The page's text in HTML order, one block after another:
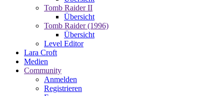
Tomb Raider II
Übersicht
Tomb Raider (1996)
Übersicht
Level Editor
Lara Croft
Medien
Community
Anmelden
Registrieren